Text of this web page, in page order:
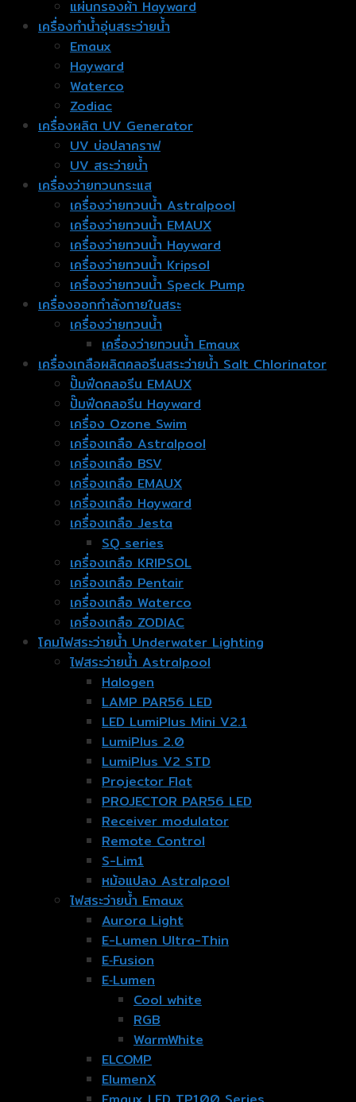
แผ่นกรองผ้า Hayward
เครื่องทำน้ำอุ่นสระว่ายน้ำ
Emaux
Hayward
Waterco
Zodiac
เครื่องผลิต UV Generator
UV บ่อปลาคราฟ
UV สระว่ายน้ำ
เครื่องว่ายทวนกระแส
เครื่องว่ายทวนน้ำ Astralpool
เครื่องว่ายทวนน้ำ EMAUX
เครื่องว่ายทวนน้ำ Hayward
เครื่องว่ายทวนน้ำ Kripsol
เครื่องว่ายทวนน้ำ Speck Pump
เครื่องออกกำลังกายในสระ
เครื่องว่ายทวนน้ำ
เครื่องว่ายทวนน้ำ Emaux
เครื่องเกลือผลิตคลอรีนสระว่ายน้ำ Salt Chlorinator
ปั๊มฟีดคลอรีน EMAUX
ปั๊มฟีดคลอรีน Hayward
เครื่อง Ozone Swim
เครื่องเกลือ Astralpool
เครื่องเกลือ BSV
เครื่องเกลือ EMAUX
เครื่องเกลือ Hayward
เครื่องเกลือ Jesta
SQ series
เครื่องเกลือ KRIPSOL
เครื่องเกลือ Pentair
เครื่องเกลือ Waterco
เครื่องเกลือ ZODIAC
โคมไฟสระว่ายน้ำ Underwater Lighting
ไฟสระว่ายน้ำ Astralpool
Halogen
LAMP PAR56 LED
LED LumiPlus Mini V2.1
LumiPlus 2.0
LumiPlus V2 STD
Projector Flat
PROJECTOR PAR56 LED
Receiver modulator
Remote Control
S-Lim1
หม้อแปลง Astralpool
ไฟสระว่ายน้ำ Emaux
Aurora Light
E-Lumen Ultra-Thin
E‐Fusion
E‐Lumen
Cool white
RGB
WarmWhite
ELCOMP
ElumenX